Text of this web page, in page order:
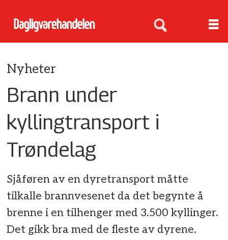
Nyheter
Brann under
kyllingtransport i
Trøndelag
Sjåføren av en dyretransport måtte
tilkalle brannvesenet da det begynte å
brenne i en tilhenger med 3.500 kyllinger.
Det gikk bra med de fleste av dyrene.